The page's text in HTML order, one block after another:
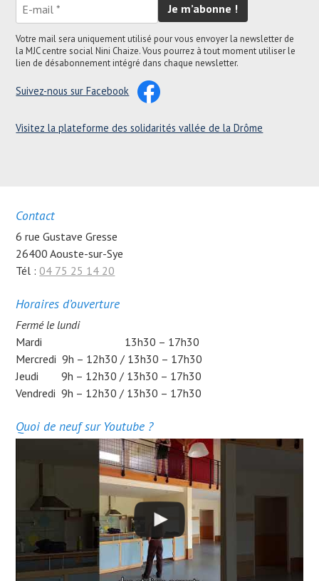
Votre mail sera uniquement utilisé pour vous envoyer la newsletter de
la MJC centre social Nini Chaize. Vous pourrez à tout moment utiliser le
lien de désabonnement intégré dans chaque newsletter.
Suivez-nous sur Facebook
Visitez la plateforme des solidarités vallée de la Drôme
Contact
6 rue Gustave Gresse
26400 Aouste-sur-Sye
Tél :04 75 25 14 20
Horaires d’ouverture
Fermé le lundi
Mardi 13h30 – 17h30
Mercredi 9h – 12h30 / 13h30 – 17h30
Jeudi 9h – 12h30 / 13h30 – 17h30
Vendredi 9h – 12h30 / 13h30 – 17h30
Quoi de neuf sur Youtube ?